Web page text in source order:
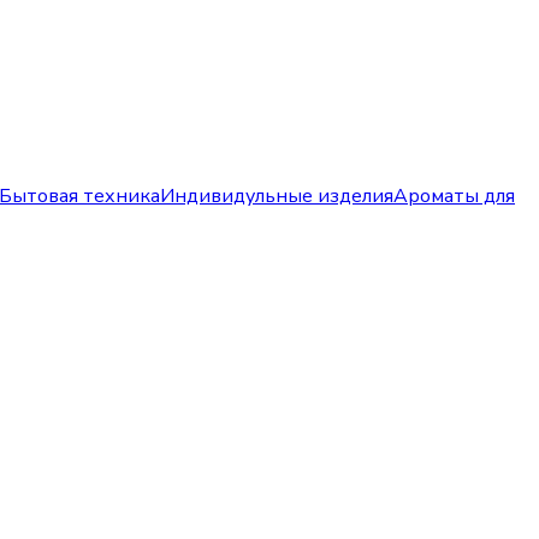
Бытовая техникаИндивидульные изделияАроматы для